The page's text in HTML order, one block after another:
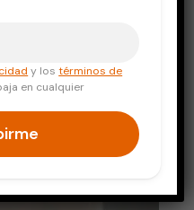
y lostérminos de
en cualquier